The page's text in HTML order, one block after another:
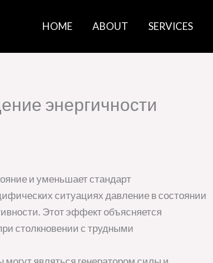
HOME ABOUT SERVICES
энергичности
и уменьшает стандарт
ситуациях давление в состоянии
Этот эффект объясняется
столкновении с трудными